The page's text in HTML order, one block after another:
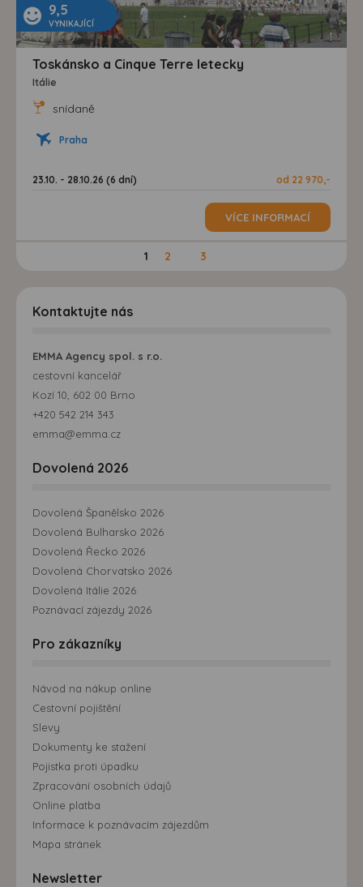
9,5
VYNIKAJÍCÍ
Toskánsko a Cinque Terre letecky
Itálie
snídaně
Praha
23.10. - 28.10.26 (6 dní) od 22 970,-
VÍCE INFORMACÍ
1 2 3
Kontaktujte nás
EMMA Agency spol. s r.o.
cestovní kancelář
Kozí 10, 602 00 Brno
+420 542 214 343
emma@emma.cz
Dovolená 2026
Dovolená Španělsko 2026
Dovolená Bulharsko 2026
Dovolená Řecko 2026
Dovolená Chorvatsko 2026
Dovolená Itálie 2026
Poznávací zájezdy 2026
Pro zákazníky
Návod na nákup online
Cestovní pojištění
Slevy
Dokumenty ke stažení
Pojistka proti úpadku
Zpracování osobních údajů
Online platba
Informace k poznávacím zájezdům
Mapa stránek
Newsletter